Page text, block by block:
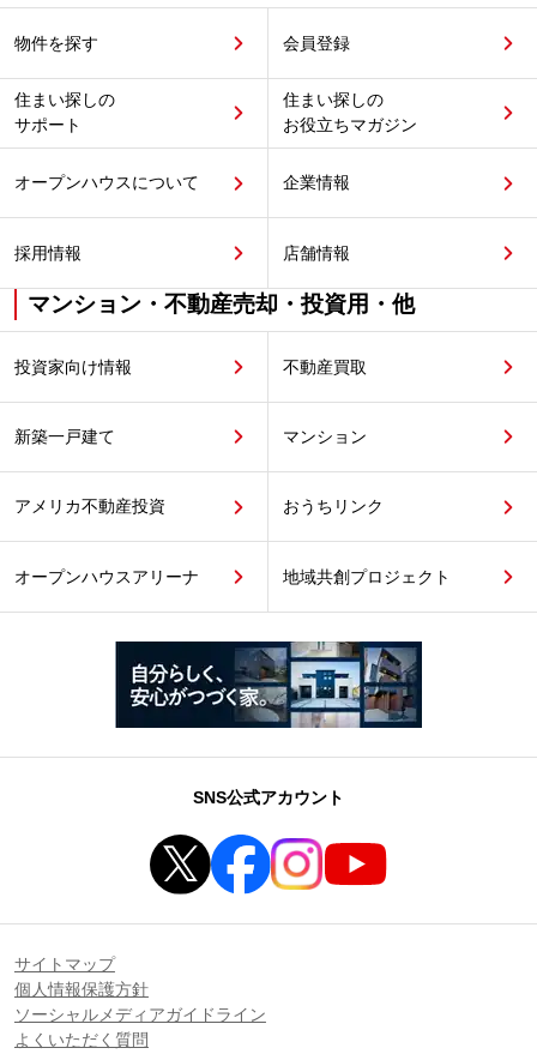
物件を探す 会員登録
住まい探しの
サポート
住まい探しの
お役立ちマガジン
オープンハウスについて 企業情報
採用情報 店舗情報
マンション・不動産売却・投資用・他
投資家向け情報 不動産買取
新築一戸建て マンション
アメリカ不動産投資 おうちリンク
オープンハウスアリーナ 地域共創プロジェクト
SNS公式アカウント
サイトマップ
個人情報保護方針
ソーシャルメディアガイドライン
よくいただく質問